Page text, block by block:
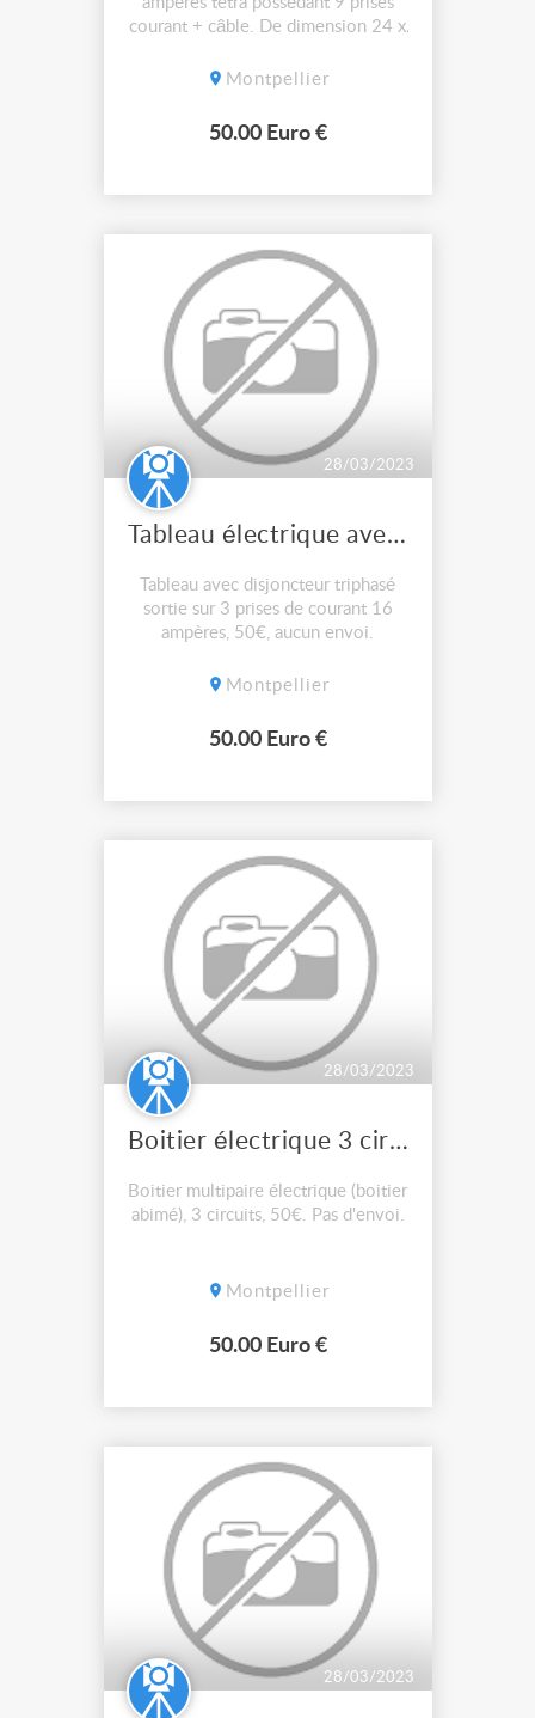
courant + câble. De dimension 24 x
Aucun envoi.
Montpellier
50.00 Euro €
28/03/2023
Tableau électrique avec disjoncteur
Tableau avec disjoncteur triphasé
sortie sur 3 prises de courant 16
ampères, 50€, aucun envoi.
Montpellier
50.00 Euro €
28/03/2023
Boitier électrique 3 circuits
Boitier multipaire électrique (boitier
abimé), 3 circuits, 50€. Pas d'envoi.
Montpellier
50.00 Euro €
28/03/2023